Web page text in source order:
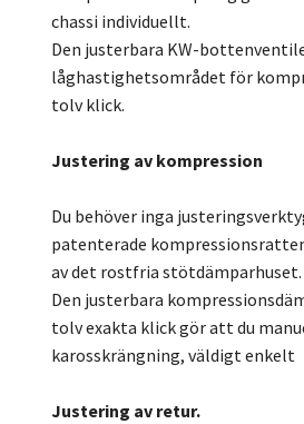
chassi individuellt.
Den justerbara KW-
låghastighetsområdet för
tolv klick.
Justering av kompression
Du behöver inga
patenterade
av det rostfria stötdämparhuset.
Den justerbara
tolv exakta klick gör att du
karosskrängning, väldigt enkelt
Justering av retur.